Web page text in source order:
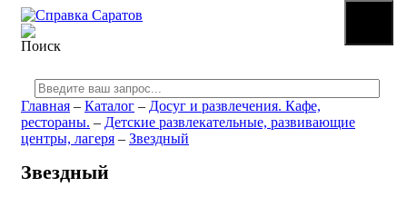
Главная – Каталог – Досуг и развлечения. Кафе,
рестораны. – Детские развлекательные, развивающие
центры, лагеря – Звездный
Звездный